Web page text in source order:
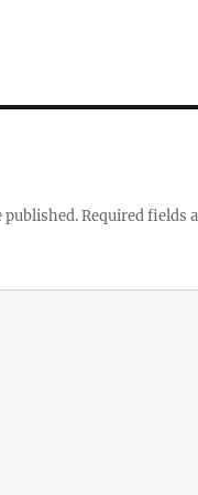
published.Required fields